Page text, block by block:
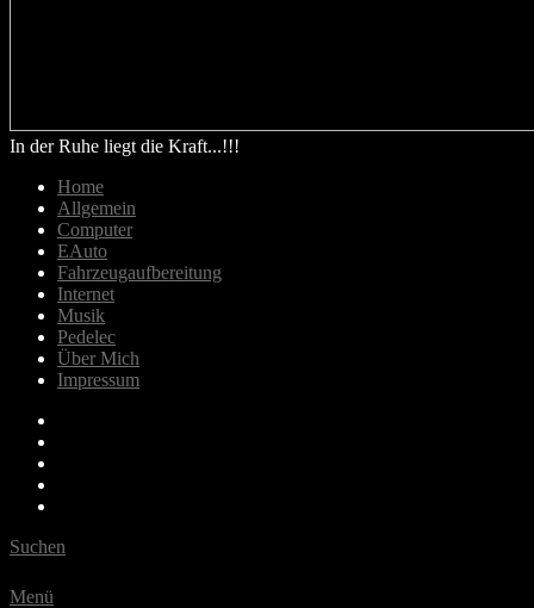
In der Ruhe liegt die Kraft...!!!
Home
Allgemein
Computer
EAuto
Fahrzeugaufbereitung
Internet
Musik
Pedelec
Über Mich
Impressum
Suchen
Menü